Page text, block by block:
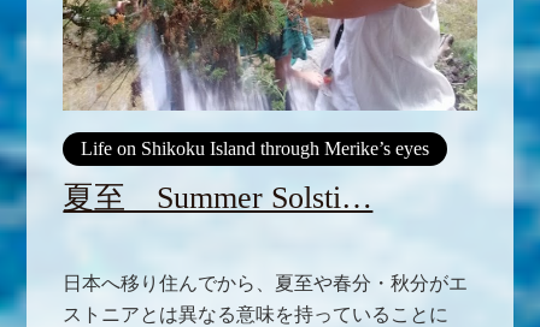
Life on Shikoku Island through Merike’s eyes
夏至 Summer Solsti…
日本へ移り住んでから、夏至や春分・秋分がエ
ストニアとは異なる意味を持っていることに